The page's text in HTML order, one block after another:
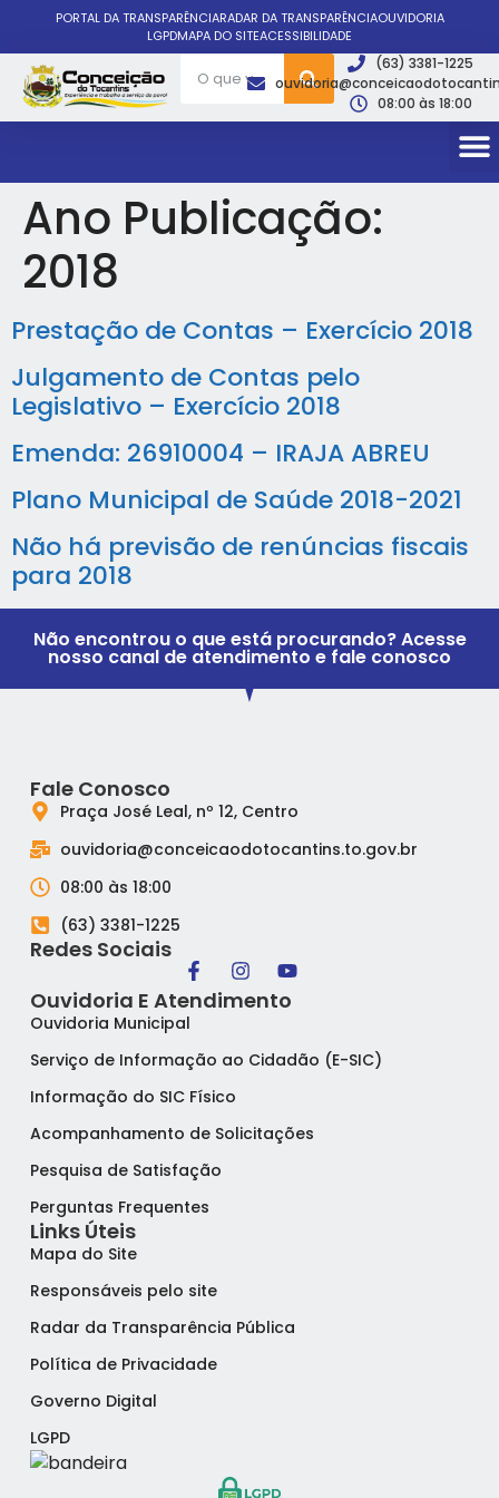
PORTAL DA TRANSPARÊNCIARADAR DA TRANSPARÊNCIAOUVIDORIA
LGPDMAPA DO SITEACESSIBILIDADE
(63) 3381-1225
08:00 às 18:00
Ano Publicação:
2018
Prestação de Contas – Exercício 2018
Julgamento de Contas pelo
Legislativo – Exercício 2018
Emenda: 26910004 – IRAJA ABREU
Plano Municipal de Saúde 2018-2021
Não há previsão de renúncias fiscais
para 2018
Não encontrou o que está procurando? Acesse
nosso canal de atendimento e fale conosco
Fale Conosco
Praça José Leal, nº 12, Centro
ouvidoria@conceicaodotocantins.to.gov.br
08:00 às 18:00
(63) 3381-1225
Redes Sociais
Ouvidoria E Atendimento
Ouvidoria Municipal
Serviço de Informação ao Cidadão (E-SIC)
Informação do SIC Físico
Acompanhamento de Solicitações
Pesquisa de Satisfação
Perguntas Frequentes
Links Úteis
Mapa do Site
Responsáveis pelo site
Radar da Transparência Pública
Política de Privacidade
Governo Digital
LGPD